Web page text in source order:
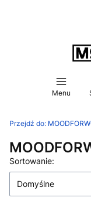
Menu
Przejdź do:
Lista
Sortowanie:
Domyślne